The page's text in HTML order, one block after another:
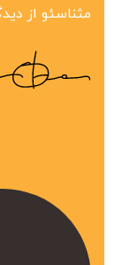
مثناسئو از